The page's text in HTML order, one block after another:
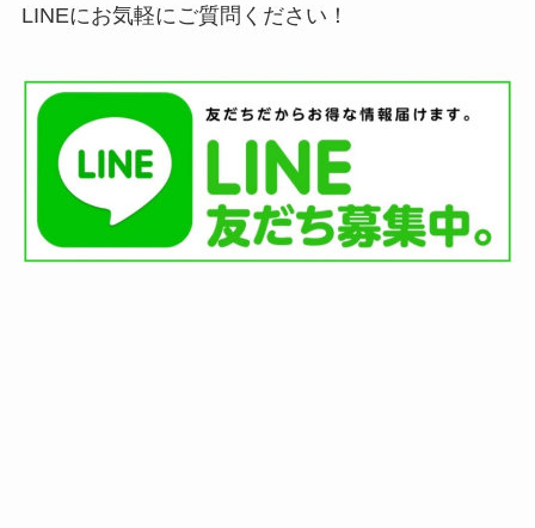
LINEにお気軽にご質問ください！